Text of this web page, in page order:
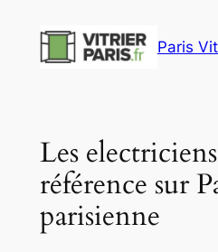
contenu
Paris
Les
référence sur
parisienne